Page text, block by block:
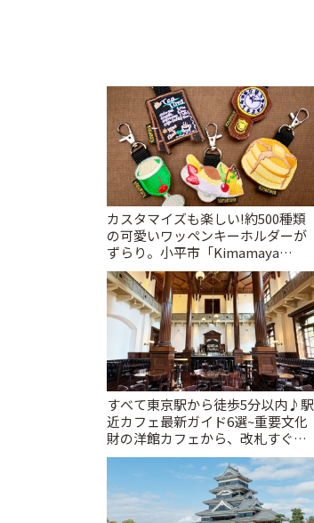
カスタマイズも楽しい!約500種類
の可愛いワッペンキーホルダーが
ずらり。小平市「Kimamaya
T&K」 | ことりっぷ
すべて東京駅から徒歩5分以内♪駅
近カフェ最新ガイド6選~重要文化
財の洋館カフェから、改札すぐの
レトロ喫茶まで~ | ことりっぷ